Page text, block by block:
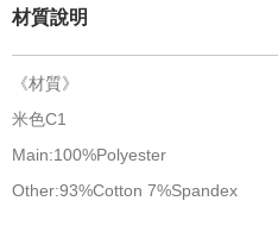
材質說明
《材質》
米色C1
Main:100%Polyester
Other:93%Cotton 7%Spandex